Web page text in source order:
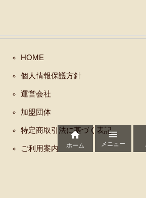
HOME
個人情報保護方針
運営会社
加盟団体
特定商取引法に基づく表記
ご利用案内

ホーム

メニュー